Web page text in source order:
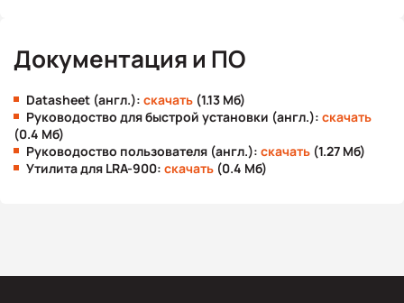
Документация и ПО
Datasheet (англ.): скачать (1.13 Мб)
Руководоство для быстрой установки (англ.): скачать
(0.4 Мб)
Руководоство пользователя (англ.): скачать (1.27 Мб)
Утилита для LRA-900: скачать (0.4 Мб)